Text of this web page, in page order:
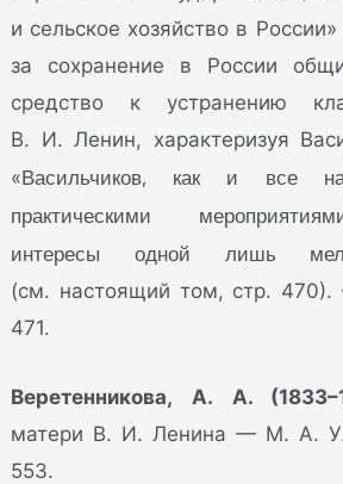
и сельское хозяйство в
за сохранение в России
средство к устранению
В. И. Ленин, характеризуя
«Васильчиков, как и все
практическими
интересы одной лишь
(см. настоящий том, стр.
471.
Веретенникова, А. А.
матери В. И. Ленина — М. А.
553.